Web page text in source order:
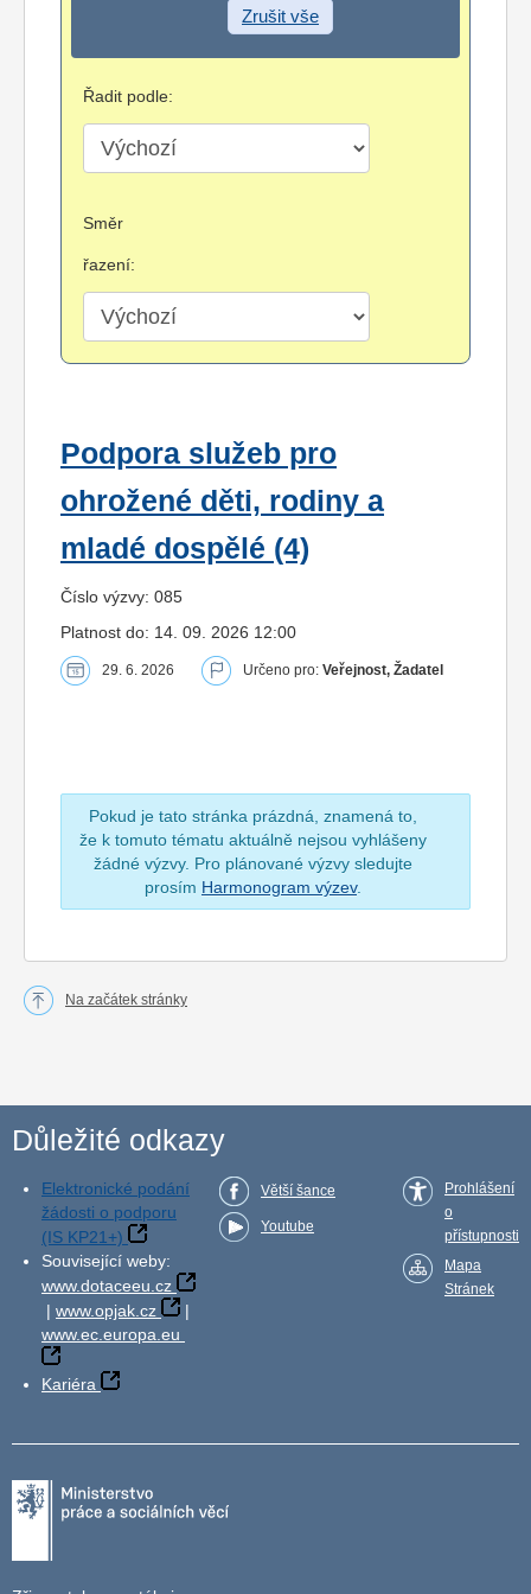
Zrušit vše
Řadit podle:
Směr
řazení:
Podpora služeb pro
ohrožené děti, rodiny a
mladé dospělé (4)
Číslo výzvy: 085
Platnost do: 14. 09. 2026 12:00
29. 6. 2026 Určeno pro: Veřejnost, Žadatel
Pokud je tato stránka prázdná, znamená to,
že k tomuto tématu aktuálně nejsou vyhlášeny
žádné výzvy. Pro plánované výzvy sledujte
prosím Harmonogram výzev.
Na začátek stránky
Důležité odkazy
Elektronické podání
žádosti o podporu
(IS KP21+)
Související weby:
www.dotaceeu.cz
| www.opjak.cz
|
www.ec.europa.eu
Kariéra
Větší šance
Youtube
Prohlášení
o
přístupnosti
Mapa
Stránek